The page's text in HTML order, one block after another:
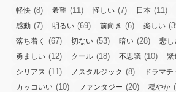
軽快 (8) 希望 (11) 怪しい (7) 日本 (11)
感動 (7) 明るい (69) 前向き (6) 楽しい
落ち着く (67) 切ない (53) 暗い (28) 悲し
勇ましい (12) クール (18) 不思議 (10) 緊
シリアス (11) ノスタルジック (8) ドラマチ
カッコいい (10) ファンタジー (20) 穏やか